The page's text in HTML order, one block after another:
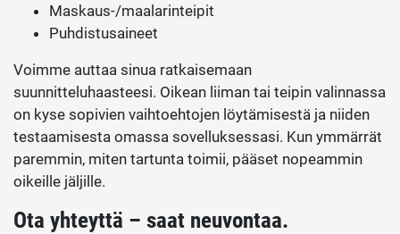
Maskaus-/maalarinteipit
Puhdistusaineet
Voimme auttaa sinua ratkaisemaan
suunnitteluhaasteesi. Oikean liiman tai teipin valinnassa
on kyse sopivien vaihtoehtojen löytämisestä ja niiden
testaamisesta omassa sovelluksessasi. Kun ymmärrät
paremmin, miten tartunta toimii, pääset nopeammin
oikeille jäljille.
Ota yhteyttä – saat neuvontaa.